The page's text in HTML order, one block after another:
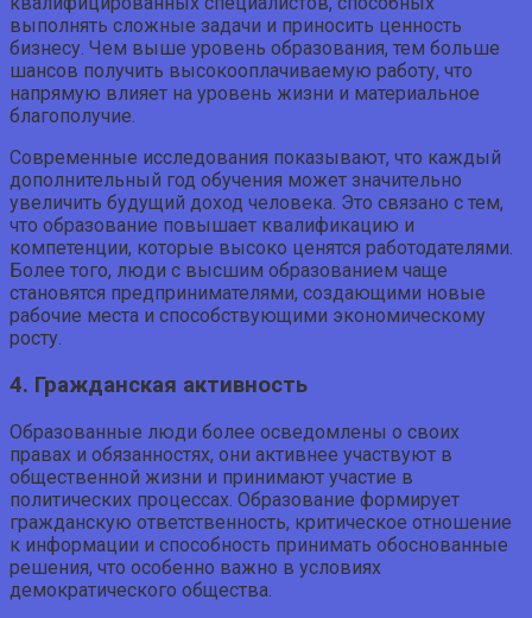
выполнять сложные задачи и приносить ценность
бизнесу. Чем выше уровень образования, тем больше
шансов получить высокооплачиваемую работу, что
напрямую влияет на уровень жизни и материальное
благополучие.
Современные исследования показывают, что каждый
дополнительный год обучения может значительно
увеличить будущий доход человека. Это связано с тем,
что образование повышает квалификацию и
компетенции, которые высоко ценятся работодателями.
Более того, люди с высшим образованием чаще
становятся предпринимателями, создающими новые
рабочие места и способствующими экономическому
росту.
4. Гражданская активность
Образованные люди более осведомлены о своих
правах и обязанностях, они активнее участвуют в
общественной жизни и принимают участие в
политических процессах. Образование формирует
гражданскую ответственность, критическое отношение
к информации и способность принимать обоснованные
решения, что особенно важно в условиях
демократического общества.